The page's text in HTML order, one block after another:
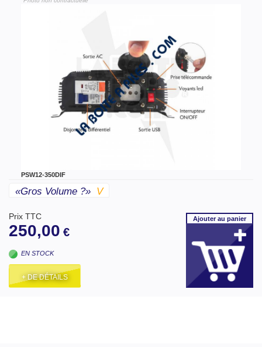
PSW12-350DIF
«gros Volume ?» V
Prix TTC
250,00 €
EN STOCK
+ DE DÉTAILS
Ajouterau panier